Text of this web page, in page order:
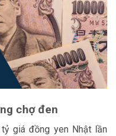
chợ đen
giá đồng yen Nhật lần